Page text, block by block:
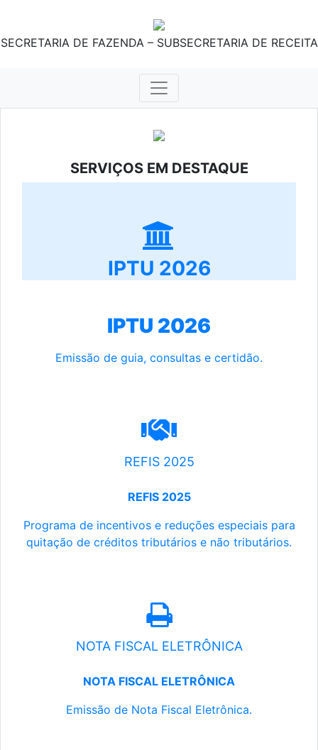
SECRETARIA DE FAZENDA – SUBSECRETARIA DE RECEITA
SERVIÇOS EM DESTAQUE
IPTU 2026
IPTU 2026
Emissão de guia, consultas e certidão.
REFIS 2025
REFIS 2025
Programa de incentivos e reduções especiais para
quitação de créditos tributários e não tributários.
NOTA FISCAL ELETRÔNICA
NOTA FISCAL ELETRÔNICA
Emissão de Nota Fiscal Eletrônica.